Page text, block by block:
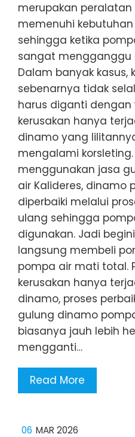
merupakan
memenuhi
sehingga ketika
sangat mengganggu
Dalam banyak kasus,
sebenarnya tidak
harus diganti dengan
kerusakan hanya
dinamo yang
mengalami
menggunakan jasa
air Kalideres, dinamo
diperbaiki melalui
ulang sehingga
digunakan. Jadi
langsung membeli
pompa air mati total.
kerusakan hanya
dinamo, proses
gulung dinamo
biasanya jauh lebih
mengganti…
Read More
06 MAR 2026